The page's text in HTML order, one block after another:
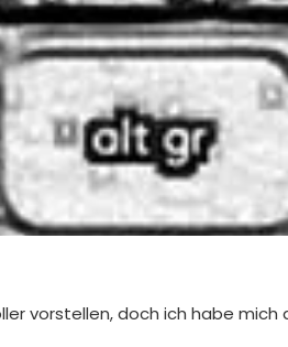
vorstellen, doch ich habe